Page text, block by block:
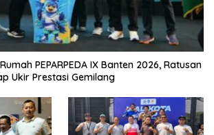
PEPARPEDA IX Banten 2026, Ratusan
Ukir Prestasi Gemilang